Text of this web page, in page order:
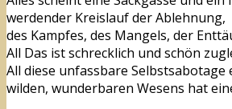
werdender Kreislauf der Ablehnung,
des Kampfes, des Mangels, der
All Das ist schrecklich und schön
All diese unfassbare Selbstsabotage
wilden, wunderbaren Wesens hat